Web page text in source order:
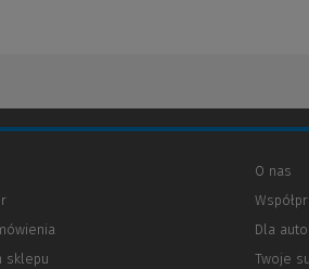
sklepu
O nas
Dla
Twoje